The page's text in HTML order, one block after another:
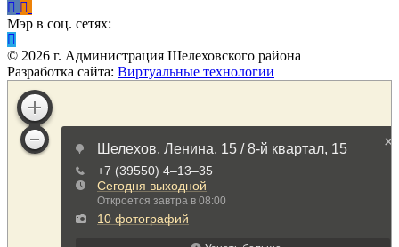
Мэр в соц. сетях:
© 2026 г. Администрация Шелеховского района
Разработка сайта: Виртуальные технологии